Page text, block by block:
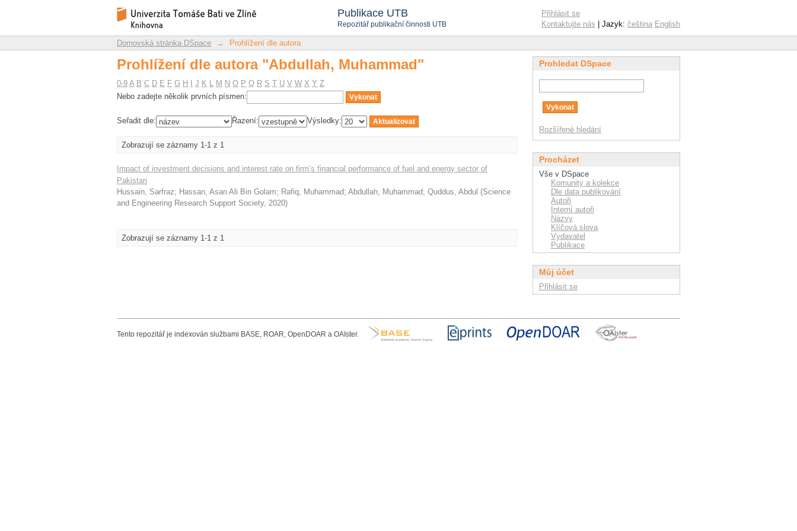
Publikace UTB
Repozitář publikační činnosti UTB
Prohlížení dle autora "Abdullah, Muhammad"
Repozitář DSpace/Manakin
Přihlásit se
Kontaktujte nás | Jazyk: čeština English
Domovská stránka DSpace → Prohlížení dle autora
Prohlížení dle autora "Abdullah, Muhammad"
0-9 A B C D E F G H J K L M N O P Q R S T U V W X Y Z
Nebo zadejte několik prvních písmen:
Seřadit dle: Řazení: Výsledky:
Zobrazují se záznamy 1-1 z 1
Impact of investment decisions and interest rate on firm’s financial performance of fuel and energy sector of
Pakistan
Hussain, Sarfraz; Hassan, Asan Ali Bin Golam; Rafiq, Muhammad; Abdullah, Muhammad; Quddus, Abdul (Science
and Engineering Research Support Society, 2020)
Zobrazují se záznamy 1-1 z 1
Prohledat DSpace
Rozšířené hledání
Procházet
Vše v DSpace
Komunity a kolekce
Dle data publikování
Autoři
Interní autoři
Názvy
Klíčová slova
Vydavatel
Publikace
Můj účet
Přihlásit se
Tento repozitář je indexován službami BASE, ROAR, OpenDOAR a OAIster.